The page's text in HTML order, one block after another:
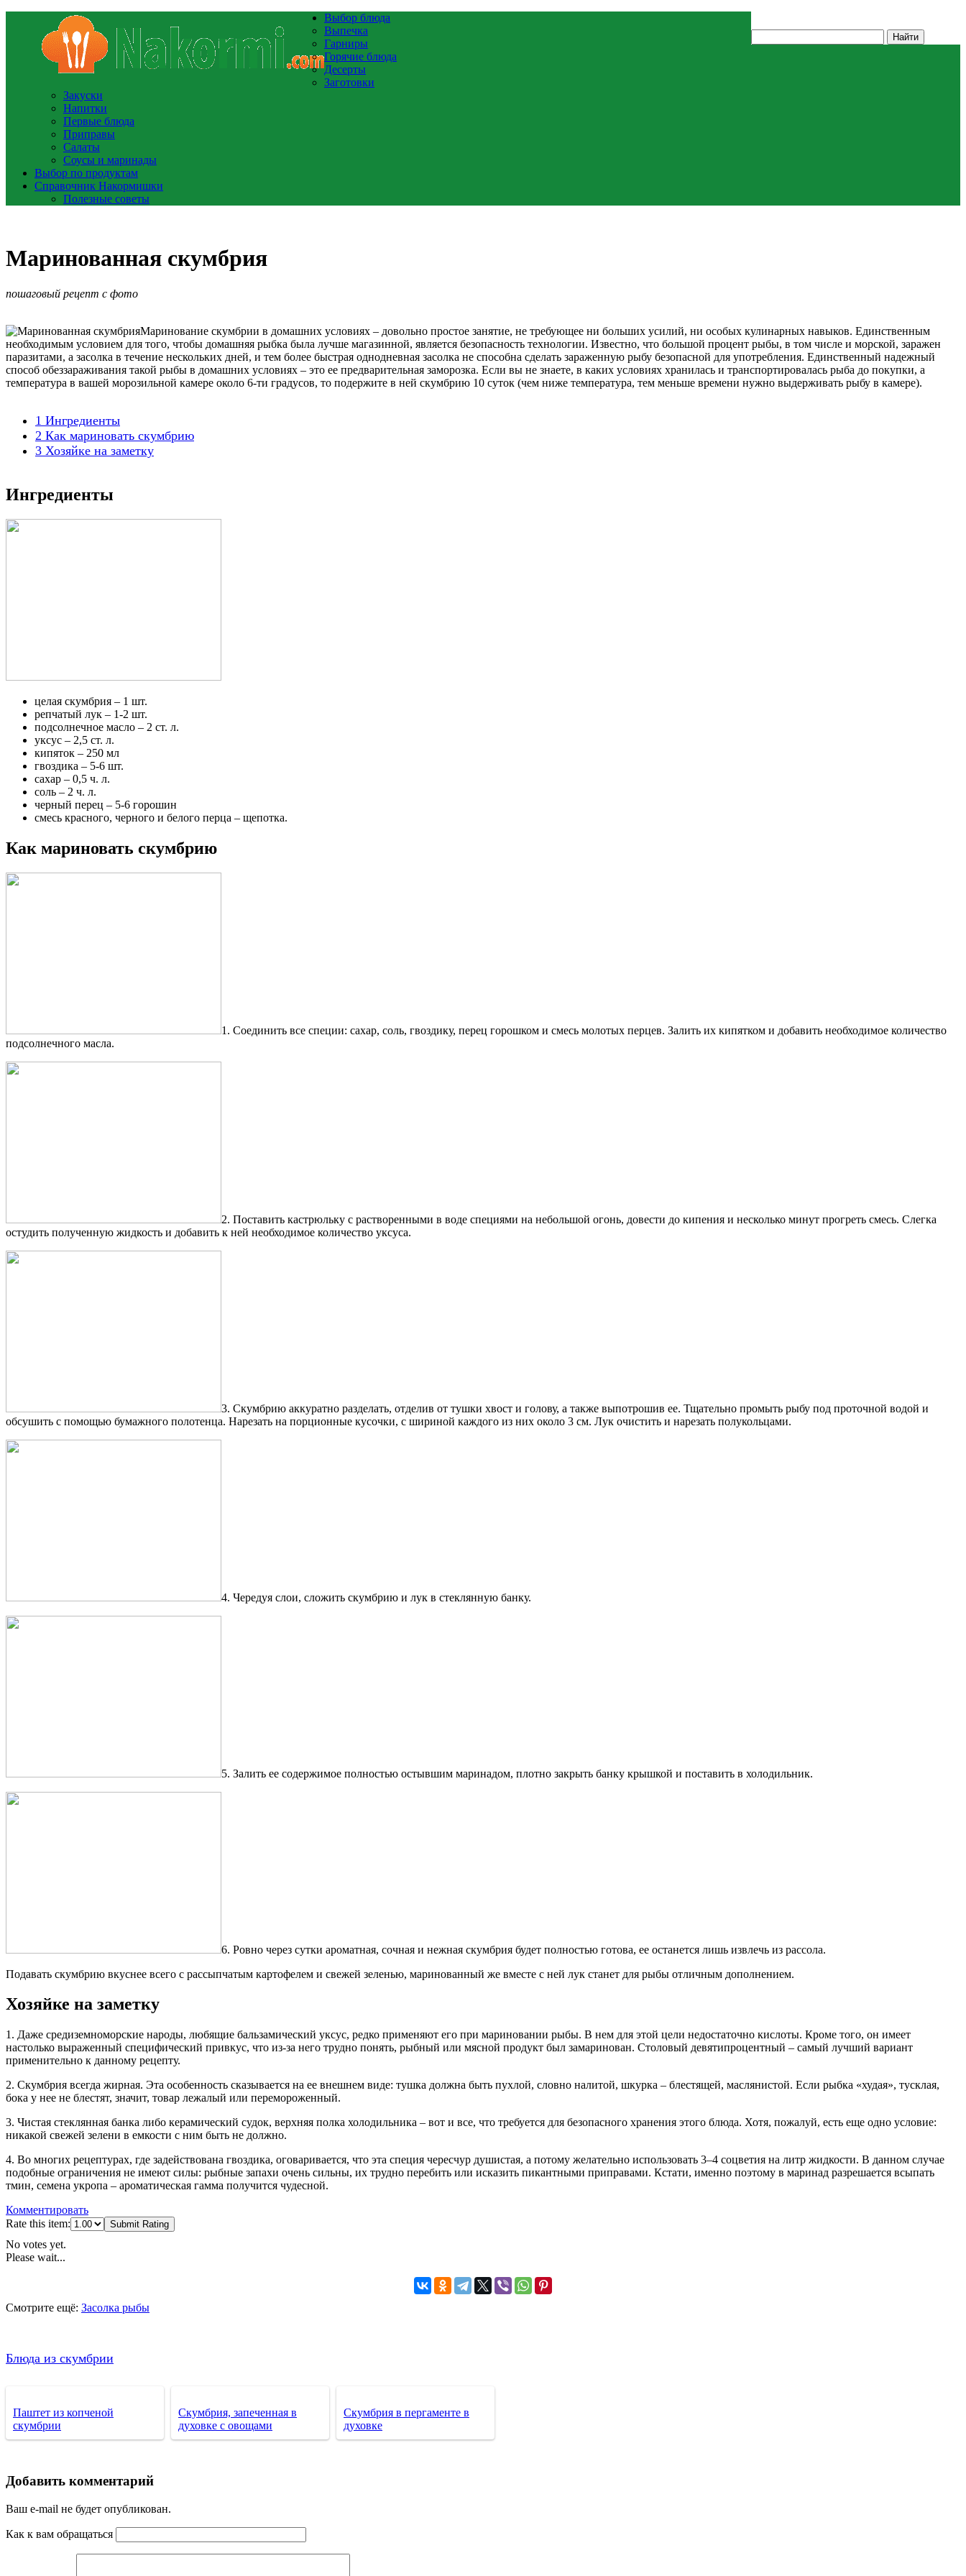
Выбор блюда
Выпечка
Гарниры
Горячие блюда
Десерты
Заготовки
Закуски
Напитки
Первые блюда
Приправы
Салаты
Соусы и маринады
Выбор по продуктам
Справочник Накормишки
Полезные советы
Маринованная скумбрия
пошаговый рецепт с фото
Маринование скумбрии в домашних условиях – довольно простое занятие, не требующее ни больших усилий, ни особых кулинарных навыков. Единственным
необходимым условием для того, чтобы домашняя рыбка была лучше магазинной, является безопасность технологии. Известно, что большой процент рыбы, в том числе и морской, заражен
паразитами, а засолка в течение нескольких дней, и тем более быстрая однодневная засолка не способна сделать зараженную рыбу безопасной для употребления. Единственный надежный
способ обеззараживания такой рыбы в домашних условиях – это ее предварительная заморозка. Если вы не знаете, в каких условиях хранилась и транспортировалась рыба до покупки, а
температура в вашей морозильной камере около 6-ти градусов, то подержите в ней скумбрию 10 суток (чем ниже температура, тем меньше времени нужно выдерживать рыбу в камере).
1 Ингредиенты
2 Как мариновать скумбрию
3 Хозяйке на заметку
Ингредиенты
целая скумбрия – 1 шт.
репчатый лук – 1-2 шт.
подсолнечное масло – 2 ст. л.
уксус – 2,5 ст. л.
кипяток – 250 мл
гвоздика – 5-6 шт.
сахар – 0,5 ч. л.
соль – 2 ч. л.
черный перец – 5-6 горошин
смесь красного, черного и белого перца – щепотка.
Как мариновать скумбрию
1. Соединить все специи: сахар, соль, гвоздику, перец горошком и смесь молотых перцев. Залить их кипятком и добавить необходимое количество
подсолнечного масла.
2. Поставить кастрюльку с растворенными в воде специями на небольшой огонь, довести до кипения и несколько минут прогреть смесь. Слегка
остудить полученную жидкость и добавить к ней необходимое количество уксуса.
3. Скумбрию аккуратно разделать, отделив от тушки хвост и голову, а также выпотрошив ее. Тщательно промыть рыбу под проточной водой и
обсушить с помощью бумажного полотенца. Нарезать на порционные кусочки, с шириной каждого из них около 3 см. Лук очистить и нарезать полукольцами.
4. Чередуя слои, сложить скумбрию и лук в стеклянную банку.
5. Залить ее содержимое полностью остывшим маринадом, плотно закрыть банку крышкой и поставить в холодильник.
6. Ровно через сутки ароматная, сочная и нежная скумбрия будет полностью готова, ее останется лишь извлечь из рассола.
Подавать скумбрию вкуснее всего с рассыпчатым картофелем и свежей зеленью, маринованный же вместе с ней лук станет для рыбы отличным дополнением.
Хозяйке на заметку
1. Даже средиземноморские народы, любящие бальзамический уксус, редко применяют его при мариновании рыбы. В нем для этой цели недостаточно кислоты. Кроме того, он имеет
настолько выраженный специфический привкус, что из-за него трудно понять, рыбный или мясной продукт был замаринован. Столовый девятипроцентный – самый лучший вариант
применительно к данному рецепту.
2. Скумбрия всегда жирная. Эта особенность сказывается на ее внешнем виде: тушка должна быть пухлой, словно налитой, шкурка – блестящей, маслянистой. Если рыбка «худая», тусклая,
бока у нее не блестят, значит, товар лежалый или перемороженный.
3. Чистая стеклянная банка либо керамический судок, верхняя полка холодильника – вот и все, что требуется для безопасного хранения этого блюда. Хотя, пожалуй, есть еще одно условие:
никакой свежей зелени в емкости с ним быть не должно.
4. Во многих рецептурах, где задействована гвоздика, оговаривается, что эта специя чересчур душистая, а потому желательно использовать 3–4 соцветия на литр жидкости. В данном случае
подобные ограничения не имеют силы: рыбные запахи очень сильны, их трудно перебить или исказить пикантными приправами. Кстати, именно поэтому в маринад разрешается всыпать
тмин, семена укропа – ароматическая гамма получится чудесной.
Комментировать
Rate this item:
Submit Rating
No votes yet.
Please wait...
Смотрите ещё: Засолка рыбы
Блюда из скумбрии
Паштет из копченой
скумбрии
Скумбрия, запеченная в
духовке с овощами
Скумбрия в пергаменте в
духовке
Добавить комментарий
Ваш e-mail не будет опубликован.
Как к вам обращаться